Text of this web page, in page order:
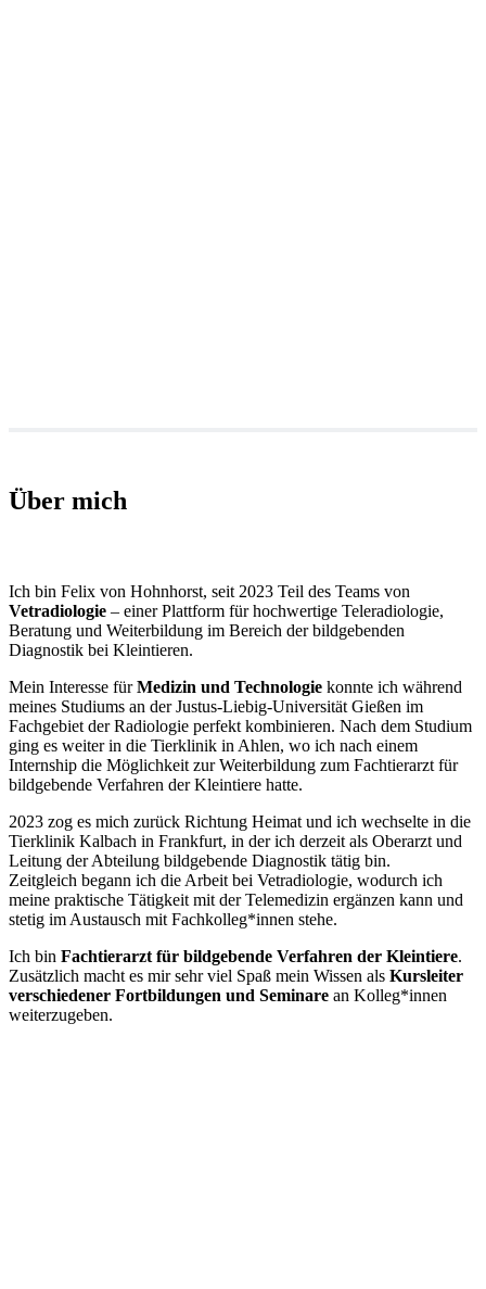
Über mich
Ich bin Felix von Hohnhorst, seit 2023 Teil des Teams von
Vetradiologie – einer Plattform für hochwertige Teleradiologie,
Beratung und Weiterbildung im Bereich der bildgebenden
Diagnostik bei Kleintieren.
Mein Interesse fürMedizin und Technologie konnte ich während
meines Studiums an der Justus-Liebig-Universität Gießen im
Fachgebiet der Radiologie perfekt kombinieren. Nach dem Studium
ging es weiter in die Tierklinik in Ahlen, wo ich nach einem
Internship die Möglichkeit zur Weiterbildung zum Fachtierarzt für
bildgebende Verfahren der Kleintiere hatte.
2023 zog es mich zurück Richtung Heimat und ich wechselte in die
Tierklinik Kalbach in Frankfurt, in der ich derzeit als Oberarzt und
Leitung der Abteilung bildgebende Diagnostik tätig bin.
Zeitgleich begann ich die Arbeit bei Vetradiologie, wodurch ich
meine praktische Tätigkeit mit der Telemedizin ergänzen kann und
stetig im Austausch mit Fachkolleg*innen stehe.
Ich bin Fachtierarzt für bildgebende Verfahren der Kleintiere.
Zusätzlich macht es mir sehr viel Spaß mein Wissen als Kursleiter
verschiedener Fortbildungen und Seminare an Kolleg*innen
weiterzugeben.